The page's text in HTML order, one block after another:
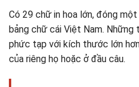
Có 29 chữ in hoa lớn, đóng
bảng chữ cái Việt Nam.
phức tạp với kích thước lớn
của riêng họ hoặc ở đầu câu.